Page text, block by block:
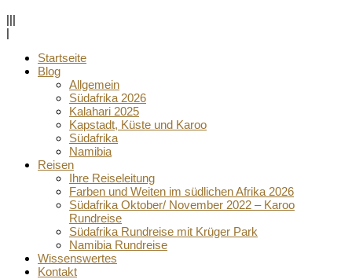
|||
|
Startseite
Blog
Allgemein
Südafrika 2026
Kalahari 2025
Kapstadt, Küste und Karoo
Südafrika
Namibia
Reisen
Ihre Reiseleitung
Farben und Weiten im südlichen Afrika 2026
Südafrika Oktober/ November 2022 – Karoo
Rundreise
Südafrika Rundreise mit Krüger Park
Namibia Rundreise
Wissenswertes
Kontakt